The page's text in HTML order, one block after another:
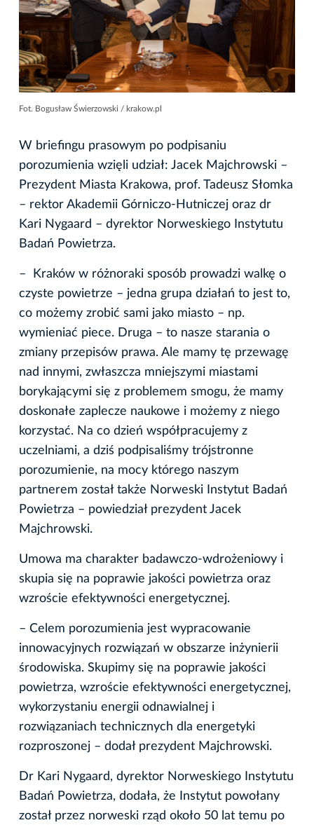
Fot. Bogusław Świerzowski / krakow.pl
W briefingu prasowym po podpisaniu
porozumienia wzięli udział: Jacek Majchrowski –
Prezydent Miasta Krakowa, prof. Tadeusz Słomka
– rektor Akademii Górniczo-Hutniczej oraz dr
Kari Nygaard – dyrektor Norweskiego Instytutu
Badań Powietrza.
– Kraków w różnoraki sposób prowadzi walkę o
czyste powietrze – jedna grupa działań to jest to,
co możemy zrobić sami jako miasto – np.
wymieniać piece. Druga – to nasze starania o
zmiany przepisów prawa. Ale mamy tę przewagę
nad innymi, zwłaszcza mniejszymi miastami
borykającymi się z problemem smogu, że mamy
doskonałe zaplecze naukowe i możemy z niego
korzystać. Na co dzień współpracujemy z
uczelniami, a dziś podpisaliśmy trójstronne
porozumienie, na mocy którego naszym
partnerem został także Norweski Instytut Badań
Powietrza – powiedział prezydent Jacek
Majchrowski.
Umowa ma charakter badawczo-wdrożeniowy i
skupia się na poprawie jakości powietrza oraz
wzroście efektywności energetycznej.
– Celem porozumienia jest wypracowanie
innowacyjnych rozwiązań w obszarze inżynierii
środowiska. Skupimy się na poprawie jakości
powietrza, wzroście efektywności energetycznej,
wykorzystaniu energii odnawialnej i
rozwiązaniach technicznych dla energetyki
rozproszonej – dodał prezydent Majchrowski.
Dr Kari Nygaard, dyrektor Norweskiego Instytutu
Badań Powietrza, dodała, że Instytut powołany
został przez norweski rząd około 50 lat temu po